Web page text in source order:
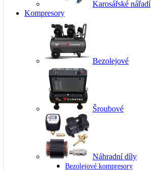
Karosářské nářadí
Kompresory
Bezolejové
Šroubové
Náhradní díly
Bezolejové kompresory